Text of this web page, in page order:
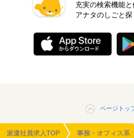
充実の検索機能
アナタのしごと探
ページトッ
派遣社員求人TOP 事務・オフィス系